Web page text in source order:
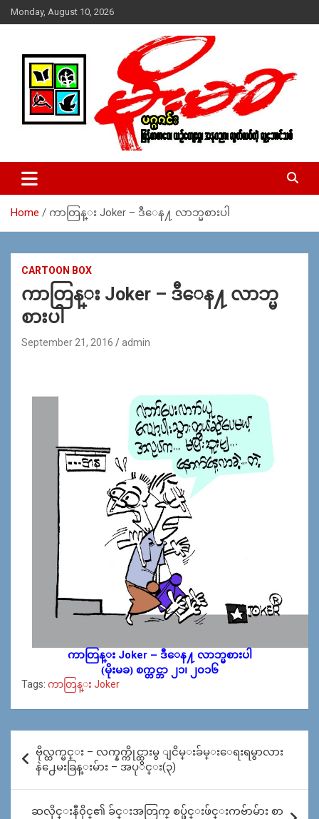
Skip
to
Monday, August 10, 2026
MoeMaKa Burmese News &
Media
ယ္ေရး – အမွတ္ ၂၅၄၊ ပထပ္၊ လမ္း ၄၀၊ ေက်ာက္တံတား၊ ရန္ကုန္။
(ဖုုံး – ၀၉ ၂၅၂ ၂၄၉ ၀၉၄ ၊ ၀၉ ၄၂၁ ၇၄၃ ၇၅၃ ၊ ၀၉ ၅၀၄ ၁၀ ၅၈) ျ
ဇာေစ်းသစ္ ။ ၀၉ ၇၈၆၈၃၇ ၃၀၅ / ၀၉ ၉၆၃၆၉၉၈၃၄
Home ကာတြန္း Joker – ဒီေန႔ လာဘ္မစားပါ
CARTOON BOX
ကာတြန္း Joker – ဒီေန႔ လာဘ္မ
စားပါ
September 21, 2016 admin
ကာတြန္း Joker – ဒီေန႔ လာဘ္မစားပါ
(မိုးမခ) စက္တင္ဘာ ၂၁၊ ၂၀၁၆
Tags: ကာတြန္း Joker
Post
navigation
ဗိုလ္ထက္မင္း – လက္နက္ကိုင္ထားမွ ျငိမ္းခ်မ္းေရးရမွာလား
နဲ႕ေမးခြန္းမ်ား – အပုိင္း(၃)
ဆလိုင္းနီ၀ိုင္၏ ခ်င္းအတြက္ စပ္ဖ်င္းဖ်င္းကဗ်ာမ်ား စာ